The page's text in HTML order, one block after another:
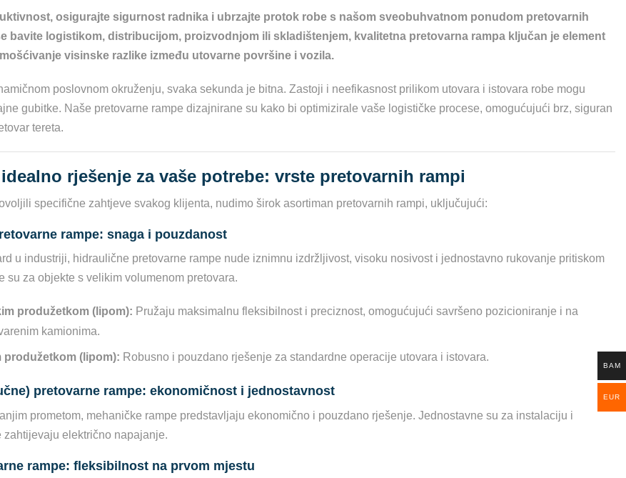
osigurajte sigurnost radnika i ubrzajte protok robe s našom sveobuhvatnom ponudom pretovarnih
bavite logistikom, distribucijom, proizvodnjom ili skladištenjem, kvalitetna pretovarna rampa ključan je element
visinske razlike između utovarne površine i vozila.
poslovnom okruženju, svaka sekunda je bitna. Zastoji i neefikasnost prilikom utovara i istovara robe mogu
gubitke. Naše pretovarne rampe dizajnirane su kako bi optimizirale vaše logističke procese, omogućujući brz, siguran
tereta.
rješenje za vaše potrebe: vrste pretovarnih rampi
specifične zahtjeve svakog klijenta, nudimo širok asortiman pretovarnih rampi, uključujući:
rampe: snaga i pouzdanost
u industriji, hidraulične pretovarne rampe nude iznimnu izdržljivost, visoku nosivost i jednostavno rukovanje pritiskom
su za objekte s velikim volumenom pretovara.
produžetkom (lipom): Pružaju maksimalnu fleksibilnost i preciznost, omogućujući savršeno pozicioniranje i na
kamionima.
produžetkom (lipom): Robusno i pouzdano rješenje za standardne operacije utovara i istovara.
pretovarne rampe: ekonomičnost i jednostavnost
prometom, mehaničke rampe predstavljaju ekonomično i pouzdano rješenje. Jednostavne su za instalaciju i
zahtijevaju električno napajanje.
rampe: fleksibilnost na prvom mjestu
BAM
EUR